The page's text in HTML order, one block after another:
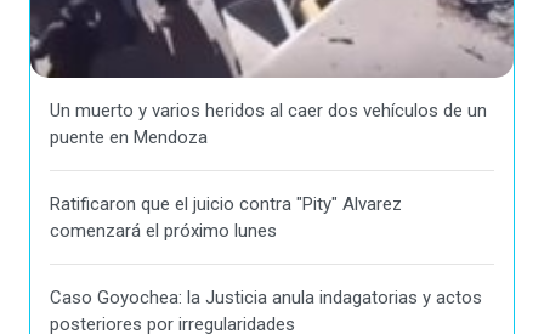
Un muerto y varios heridos al caer dos vehículos de un
puente en Mendoza
Ratificaron que el juicio contra "Pity" Alvarez
comenzará el próximo lunes
Caso Goyochea: la Justicia anula indagatorias y actos
posteriores por irregularidades